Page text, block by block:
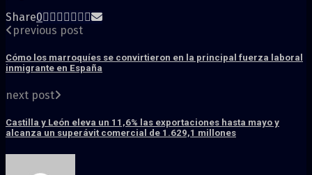
Share0
previous post
Cómo los marroquíes se convirtieron en la principal fuerza laboral
inmigrante en España
next post
Castilla y León eleva un 11,6% las exportaciones hasta mayo y
alcanza un superávit comercial de 1.629,1 millones